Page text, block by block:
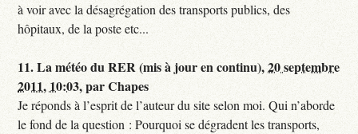
à voir avec la désagrégation des transports publics, des
hôpitaux, de la poste etc...
11.La météo du RER (mis à jour en continu),20 septembre
2011, 10:03,parChapes
Je réponds à l’esprit de l’auteur du site selon moi. Qui n’aborde
le fond de la question : Pourquoi se dégradent les transports,